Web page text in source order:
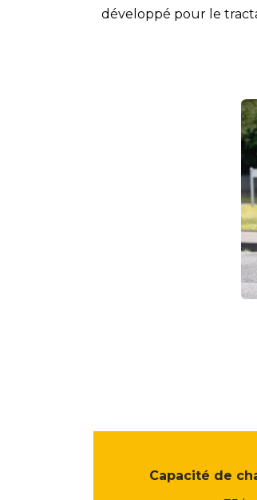
développé pour le
Capacité de